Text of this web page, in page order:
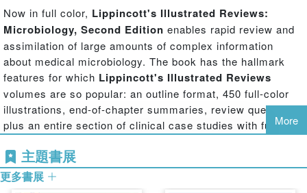
Now in full color, Lippincott's Illustrated Reviews:
Microbiology, Second Edition enables rapid review and
assimilation of large amounts of complex information
about medical microbiology. The book has the hallmark
features for which Lippincott's Illustrated Reviews
volumes are so popular: an outline format, 450 full-color
illustrations, end-of-chapter summaries, review questions,
plus an entire section of clinical case studies with full-
This edition's medical/clinical focus has been sharpened
to provide a high-yield review. Five additional case studies
More
主題書展
更多書展